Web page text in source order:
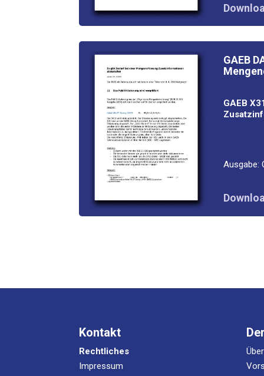
GAEB
GAEB
Aus­ga­be:
Kontakt
Rechtliches
Impressum